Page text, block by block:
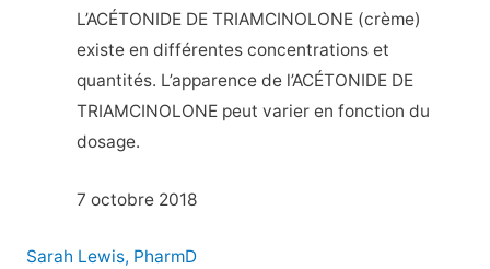
L’ACÉTONIDE DE TRIAMCINOLONE (crème)
existe en différentes concentrations et
quantités. L’apparence de l’ACÉTONIDE DE
TRIAMCINOLONE peut varier en fonction du
dosage.
7 octobre 2018
Sarah Lewis, PharmD